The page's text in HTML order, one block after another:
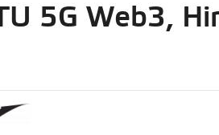
5G Web3,